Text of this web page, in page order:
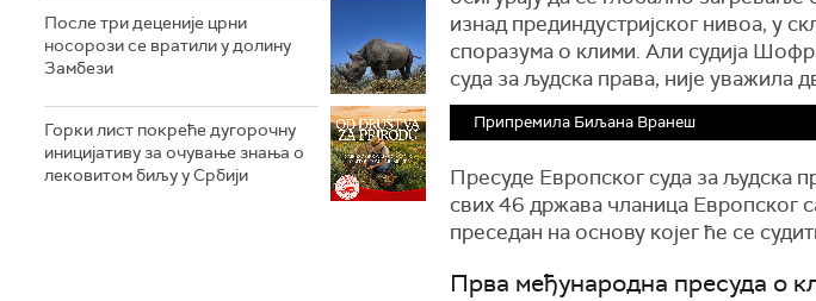
После три деценије црни
носорози се вратили у долину
Замбези
Горки лист покреће дугорочну
иницијативу за очување знања о
лековитом биљу у Србији
изнад прединдустријског нивоа, у
споразума о клими. Али судија
суда за људска права, није уважила
Припремила Биљана Вранеш
Пресуде Европског суда за људска
свих 46 држава чланица Европског
преседан на основу којег ће се
Прва међународна пресуда о